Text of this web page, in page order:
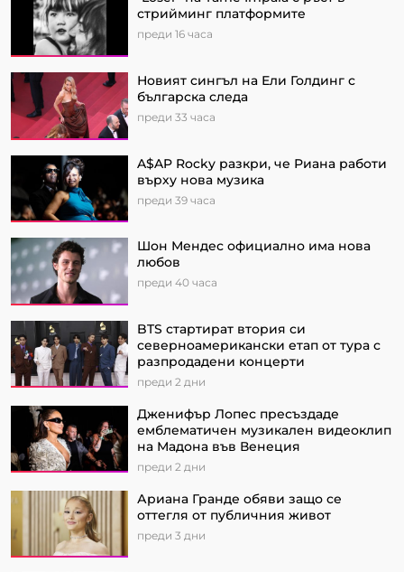
стрийминг платформите
преди 16 часа
Новият сингъл на Ели Голдинг с
българска следа
преди 33 часа
A$AP Rocky разкри, че Риана работи
върху нова музика
преди 39 часа
Шон Мендес официално има нова
любов
преди 40 часа
BTS стартират втория си
северноамерикански етап от турa с
разпродадени концерти
преди 2 дни
Дженифър Лопес пресъздаде
емблематичен музикален видеоклип
на Мадона във Венеция
преди 2 дни
Ариана Гранде обяви защо се
оттегля от публичния живот
преди 3 дни